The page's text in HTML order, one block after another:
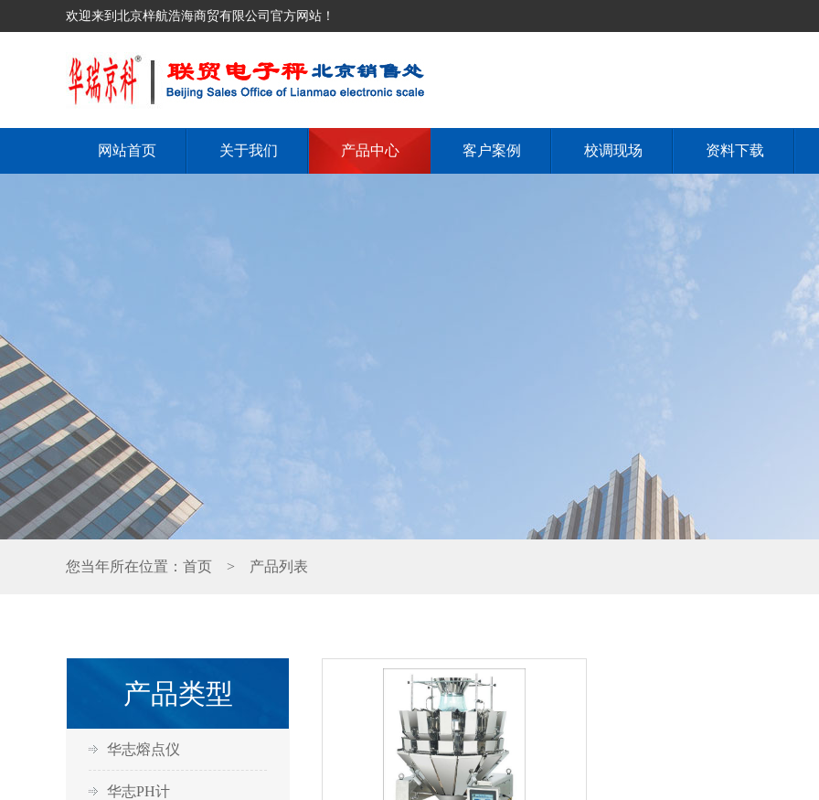
欢迎来到北京梓航浩海商贸有限公司官方网站！
网站首页 关于我们 产品中心 客户案例 校调现场 资料下载
您当年所在位置： 首页 > 产品列表
产品类型
华志熔点仪
华志PH计